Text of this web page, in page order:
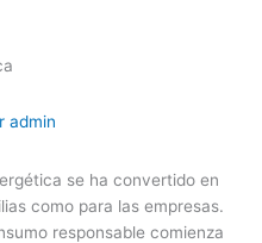
admin
se ha convertido en
como para las empresas.
responsable comienza